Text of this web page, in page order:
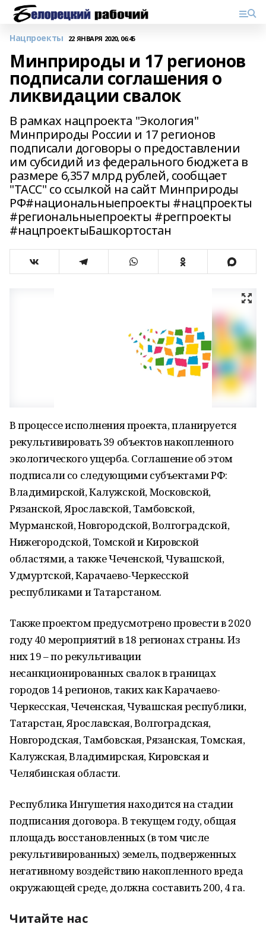
Нацпроекты 22 ЯНВАРЯ 2020, 06:45
Минприроды и 17 регионов
подписали соглашения о
ликвидации свалок
В рамках нацпроекта "Экология"
Минприроды России и 17 регионов
подписали договоры о предоставлении
им субсидий из федерального бюджета в
размере 6,357 млрд рублей, сообщает
"ТАСС" со ссылкой на сайт Минприроды
РФ#национальныепроекты #нацпроекты
#региональныепроекты #регпроекты
#нацпроектыБашкортостан
В процессе исполнения проекта, планируется
рекультивировать 39 объектов накопленного
экологического ущерба. Соглашение об этом
подписали со следующими субъектами РФ:
Владимирской, Калужской, Московской,
Рязанской, Ярославской, Тамбовской,
Мурманской, Новгородской, Волгоградской,
Нижегородской, Томской и Кировской
областями, а также Чеченской, Чувашской,
Удмуртской, Карачаево-Черкесской
республиками и Татарстаном.
Также проектом предусмотрено провести в 2020
году 40 мероприятий в 18 регионах страны. Из
них 19 – по рекультивации
несанкционированных свалок в границах
городов 14 регионов, таких как Карачаево-
Черкесская, Чеченская, Чувашская республики,
Татарстан, Ярославская, Волгоградская,
Новгородская, Тамбовская, Рязанская, Томская,
Калужская, Владимирская, Кировская и
Челябинская области.
Республика Ингушетия находится на стадии
подписания договора. В текущем году, общая
площадь восстановленных (в том числе
рекультивированных) земель, подверженных
негативному воздействию накопленного вреда
окружающей среде, должна составить 200, 4 га.
Читайте нас